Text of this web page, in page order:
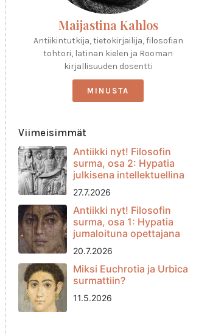
Maijastina Kahlos
Antiikintutkija, tietokirjailija, filosofian
tohtori, latinan kielen ja Rooman
kirjallisuuden dosentti
MINUSTA
Viimeisimmät
Antiikki nyt! Filosofin
surma, osa 2: Hypatia
julkisena intellektuellina
27.7.2026
Antiikki nyt! Filosofin
surma, osa 1: Hypatia
jumaloituna opettajana
20.7.2026
Miksi Euchrotia ja Urbica
surmattiin?
11.5.2026